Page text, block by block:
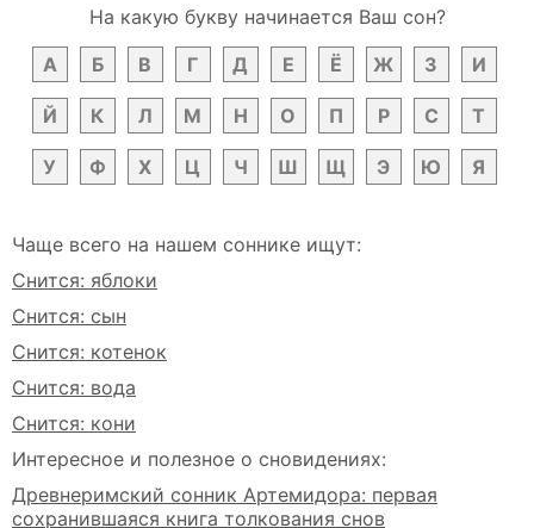
На какую букву начинается Ваш сон?
А
Б В Г Д Е Ё Ж З И
Й К Л М Н О П Р С Т
У Ф Х Ц Ч Ш Щ Э Ю Я
Чаще всего на нашем соннике ищут:
Снится: яблоки
Снится: сын
Снится: котенок
Снится: вода
Снится: кони
Интересное и полезное о сновидениях:
Древнеримский сонник Артемидора: первая
сохранившаяся книга толкования снов